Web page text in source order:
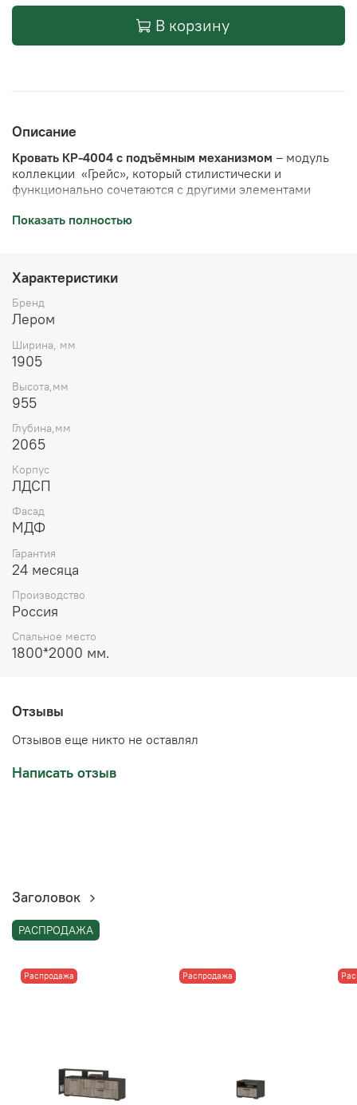
В корзину
Описание
Кровать КР-4004 с подъёмным механизмом – модуль
коллекции «Грейс», который стилистически и
функционально сочетаются с другими элементами
производственной линии, не имеющей аналогов в
Технология производства позволяет получать
Фасады "Латте матовый" и "Антрацит матовый" с
тактильную привлекательность с
отпечатков пальцев благодаря AntiFinger-эффекту.
Фасады "Белый бриллиант глянцевый" с
поверхностями Ultra Gloss, которые имеют
степень глянца 95 gloss, «зеркальное» отражение
Прямые формы мебели обеспечивают простоту в
«Грейс» комплектуется высококачественной
европейской фурнитурой, которая прослужит
Петли с доводчиками Glissando TL
2 компании Titus (Словения) обеспечивают
бесшумное и мягкое закрытие створки.
Мебель изготовлена из экологичных материалов.
имеют класс эмиссии Е1.
Показать полностью
Характеристики
Бренд
Лером
Ширина, мм
1905
Высота,мм
955
Глубина,мм
2065
Корпус
ЛДСП
Фасад
МДФ
Гарантия
24 месяца
Производство
Россия
Спальное место
1800*2000 мм.
Отзывы
Отзывов еще никто не оставлял
Написать отзыв
Заголовок
РАСПРОДАЖА
Распродажа Распродажа